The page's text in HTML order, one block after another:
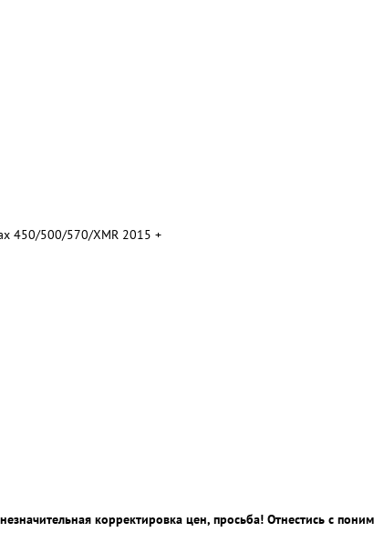
450/500/570/XMR 2015 +
корректировка цен, просьба! Отнестись с